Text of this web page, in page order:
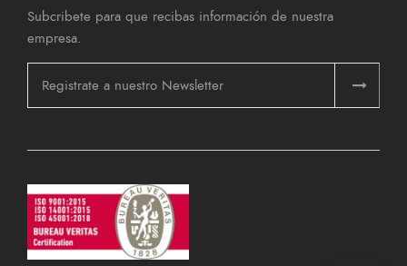
Subcribete para que recibas información de nuestra
empresa.